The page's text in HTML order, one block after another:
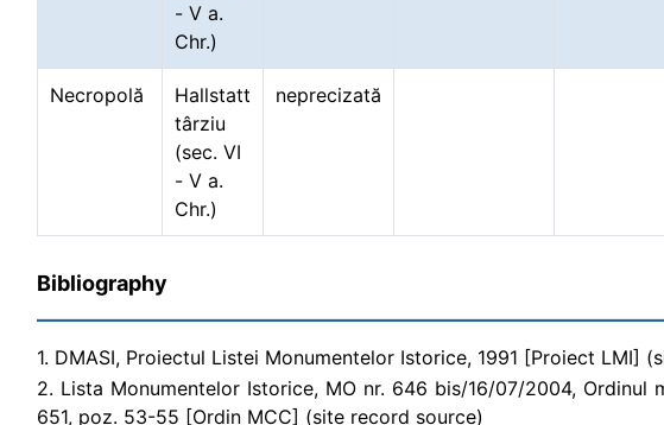
- V a.
Chr.)
Necropolă
Hallstatt
târziu
(sec. VI
- V a.
Chr.)
neprecizată
Bibliography
1. DMASI, Proiectul Listei Monumentelor Istorice, 1991 [Proiect LMI]
2. Lista Monumentelor Istorice, MO nr. 646 bis/16/07/2004,
651, poz. 53-55 [Ordin MCC] (site record source)